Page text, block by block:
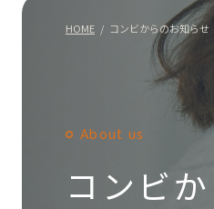
HOME コンビからのお知らせ
About us
コンビ